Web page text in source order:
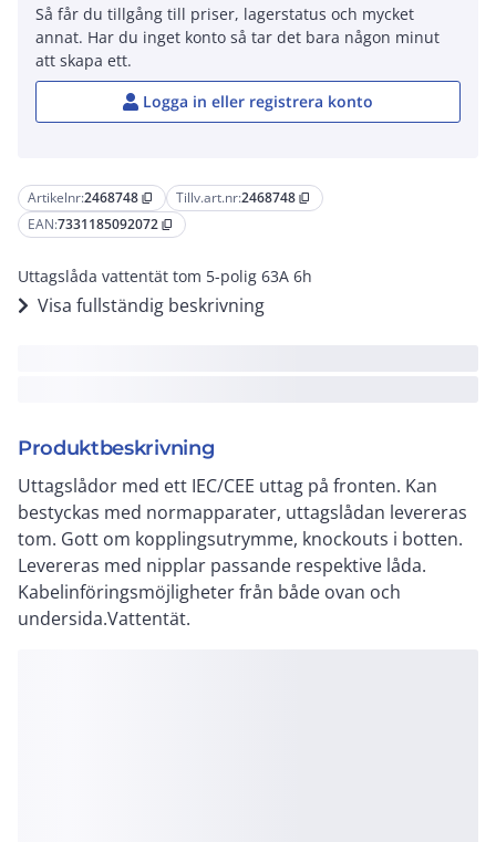
Artikelnr:2468748 content_copy Tillv.art.nr:2468748 content_copy
EAN:7331185092072 content_copy
Uttagslåda vattentät tom 5-polig 63A 6h
Visa fullständig beskrivning
Produktbeskrivning
Uttagslådor med ett IEC/CEE uttag på fronten. Kan
bestyckas med normapparater, uttagslådan levereras
tom. Gott om kopplingsutrymme, knockouts i botten.
Levereras med nipplar passande respektive låda.
Kabelinföringsmöjligheter från både ovan och
undersida.Vattentät.
Så får du tillgång till priser, lagerstatus och mycket
annat. Har du inget konto så tar det bara någon minut
att skapa ett.
Logga in eller registrera konto